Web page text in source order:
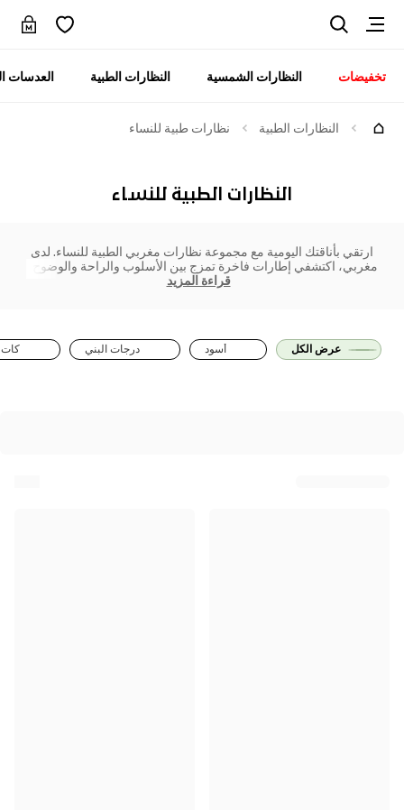
تخفيضات النظارات الشمسية النظارات الطبية العدسات
النظارات الطبية نظارات طبية للنساء
النظارات الطبية للنساء
ارتقي بأناقتك اليومية مع مجموعة نظارات مغربي الطبية للنساء. لدى
مغربي، اكتشفي إطارات فاخرة تمزج بين الأسلوب والراحة والوضوح ا
قراءة المزيد
عرض الكل أسود درجات البني كات